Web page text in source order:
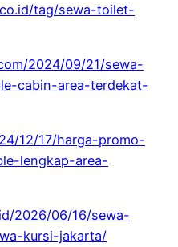
tag/sewa-toilet-
2024/09/21/sewa-
cabin-area-terdekat-
12/17/harga-promo-
lengkap-area-
2026/06/16/sewa-
kursi-jakarta/